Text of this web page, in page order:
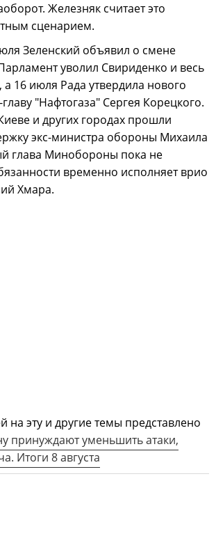
Железняк считает это
сценарием.
Зеленский объявил о смене
уволил Свириденко и весь
16 июля Рада утвердила нового
"Нафтогаза" Сергея Корецкого.
и других городах прошли
экс-министра обороны Михаила
глава Минобороны пока не
временно исполняет врио
Хмара.
на эту и другие темы представлено
принуждают уменьшить атаки,
Итоги 8 августа